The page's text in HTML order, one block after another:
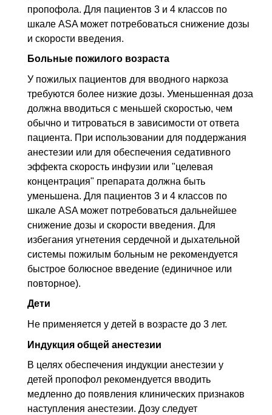
пропофола. Для пациентов 3 и 4 классов по
шкале ASA может потребоваться снижение дозы
и скорости введения.
Больные пожилого возраста
У пожилых пациентов для вводного наркоза
требуются более низкие дозы. Уменьшенная доза
должна вводиться с меньшей скоростью, чем
обычно и титроваться в зависимости от ответа
пациента. При использовании для поддержания
анестезии или для обеспечения седативного
эффекта скорость инфузии или "целевая
концентрация" препарата должна быть
уменьшена. Для пациентов 3 и 4 классов по
шкале ASA может потребоваться дальнейшее
снижение дозы и скорости введения. Для
избегания угнетения сердечной и дыхательной
системы пожилым больным не рекомендуется
быстрое болюсное введение (единичное или
повторное).
Дети
Не применяется у детей в возрасте до 3 лет.
Индукция общей анестезии
В целях обеспечения индукции анестезии у
детей пропофол рекомендуется вводить
медленно до появления клинических признаков
наступления анестезии. Дозу следует